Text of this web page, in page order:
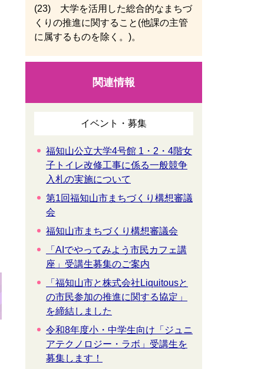
(23) 大学を活用した総合的なまちづ
くりの推進に関すること(他課の主管
に属するものを除く。)。
関連情報
イベント・募集
福知山公立大学4号館 1・2・4階女
子トイレ改修工事に係る一般競争
入札の実施について
第1回福知山市まちづくり構想審議
会
福知山市まちづくり構想審議会
「AIでやってみよう市民カフェ講
座」受講生募集のご案内
「福知山市と株式会社Liquitousと
の市民参加の推進に関する協定」
を締結しました
令和8年度小・中学生向け「ジュニ
アテクノロジー・ラボ」受講生を
募集します！